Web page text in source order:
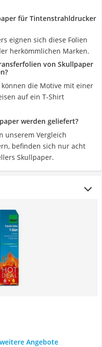
für Tintenstrahldrucker
eignen sich diese Folien
herkömmlichen Marken.
von Skullpaper
die Motive mit einer
auf ein T-Shirt
werden geliefert?
unserem Vergleich
befinden sich nur acht
Skullpaper.
Angebote